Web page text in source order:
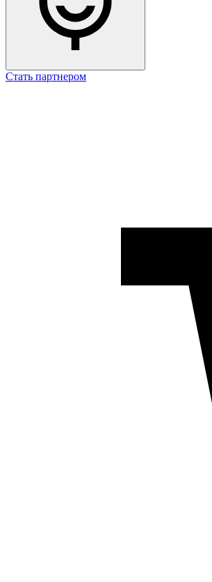
Стать партнером